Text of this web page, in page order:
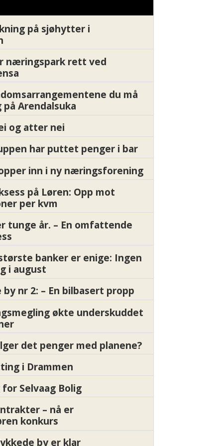
på sjøhytter i
næringspark rett ved
du må
Arendalsuka
og atter nei
har puttet penger i bar
inn i ny næringsforening
på Løren: Opp mot
per kvm
tunge år. – En omfattende
banker er enige: Ingen
i august
nr 2: – En bilbasert propp
økte underskuddet
det penger med planene?
i Drammen
for Selvaag Bolig
– nå er
konkurs
by er klar